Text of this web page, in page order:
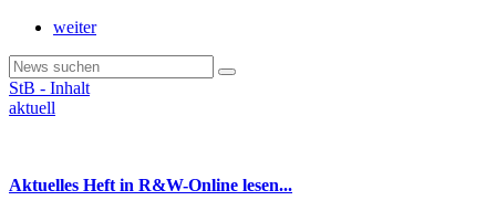
weiter
StB - Inhalt
aktuell
Aktuelles Heft in R&W-Online lesen...